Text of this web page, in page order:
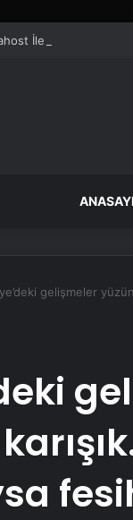
İle Güvenilir
gelişmeler